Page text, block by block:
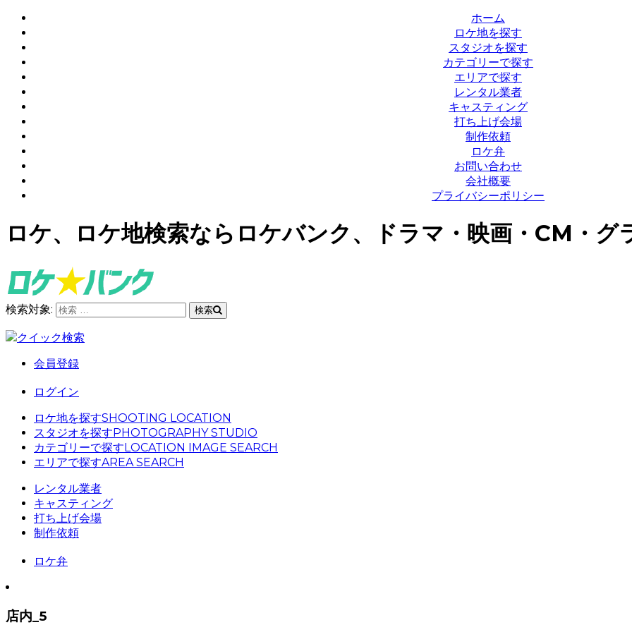
ホーム
ロケ地を探す
スタジオを探す
カテゴリーで探す
エリアで探す
レンタル業者
キャスティング
打ち上げ会場
制作依頼
ロケ弁
お問い合わせ
会社概要
プライバシーポリシー
ロケ、ロケ地検索ならロケバンク、ドラマ・映画・CM・グ
検索対象: 検索
クイック検索
会員登録
ログイン
ロケ地を探すSHOOTING LOCATION
スタジオを探すPHOTOGRAPHY STUDIO
カテゴリーで探すLOCATION IMAGE SEARCH
エリアで探すAREA SEARCH
レンタル業者
キャスティング
打ち上げ会場
制作依頼
ロケ弁
店内_5